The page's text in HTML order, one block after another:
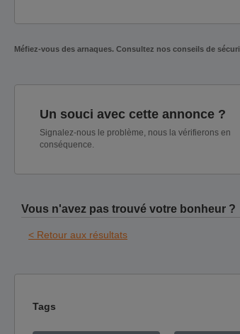
Méfiez-vous des arnaques. Consultez nos conseils de
Un souci avec cette annonce ?
Signalez-nous le problème, nous la vérifierons en
conséquence.
Vous n'avez pas trouvé votre bonheur ?
< Retour aux résultats
Tags